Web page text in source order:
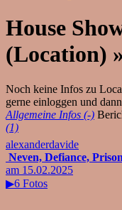
House
(Location)
Noch keine Infos zu
gerne einloggen und
Allgemeine Infos (-)
(1)
alexanderdavide
Neven, Defiance,
am 15.02.2025
▶6 Fotos